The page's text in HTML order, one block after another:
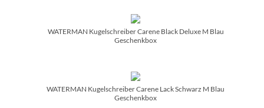
WATERMAN Kugelschreiber Carene Black Deluxe M Blau
Geschenkbox
WATERMAN Kugelschreiber Carene Lack Schwarz M Blau
Geschenkbox